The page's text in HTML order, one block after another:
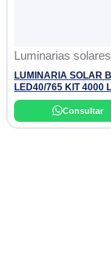
Luminarias solares
LUMINARIA SOLAR
LED40/765 KIT 4000
IP65 PHILIPS
Consultar